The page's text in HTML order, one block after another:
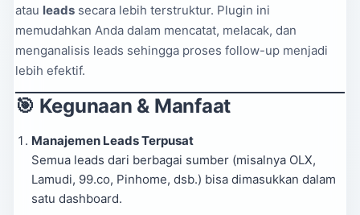
atau leads secara lebih terstruktur. Plugin ini
memudahkan Anda dalam mencatat, melacak, dan
menganalisis leads sehingga proses follow-up menjadi
lebih efektif.
🎯 Kegunaan & Manfaat
Manajemen Leads Terpusat
Semua leads dari berbagai sumber (misalnya OLX,
Lamudi, 99.co, Pinhome, dsb.) bisa dimasukkan dalam
satu dashboard.